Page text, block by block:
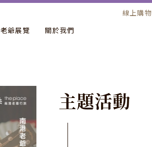
老爺展覽 關於我們
線上購物
主題活動